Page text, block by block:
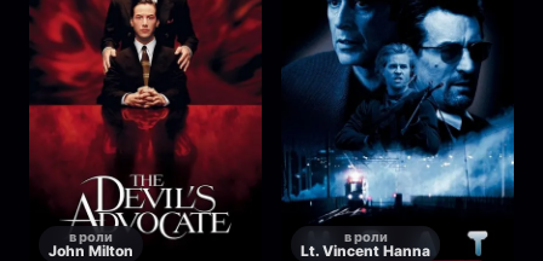
в роли
John Milton
в роли
Lt. Vincent Hanna